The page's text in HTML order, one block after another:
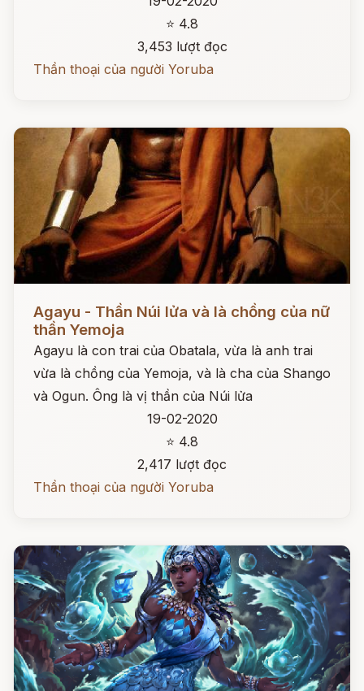
⭐ 4.8
3,453 lượt đọc
Thần thoại của người Yoruba
Agayu - Thần Núi lửa và là chồng của nữ
thần Yemoja
Agayu là con trai của Obatala, vừa là anh trai
vừa là chồng của Yemoja, và là cha của Shango
và Ogun. Ông là vị thần của Núi lửa
19-02-2020
⭐ 4.8
2,417 lượt đọc
Thần thoại của người Yoruba